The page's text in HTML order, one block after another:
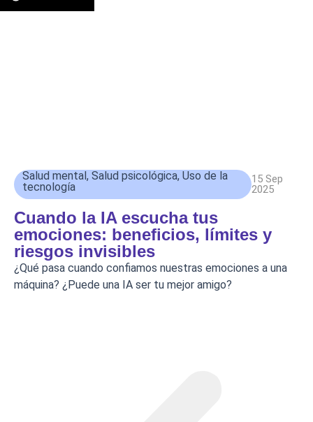
Salud mental, Salud psicológica, Uso de la
tecnología
15 Sep
2025
Cuando la IA escucha tus
emociones: beneficios, límites y
riesgos invisibles
¿Qué pasa cuando confiamos nuestras emociones a una
máquina? ¿Puede una IA ser tu mejor amigo?